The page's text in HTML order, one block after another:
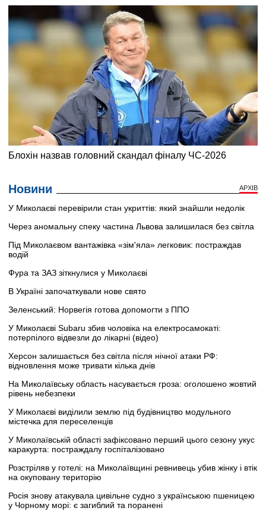
Новини АРХІВ
У Миколаєві перевірили стан укриттів: який знайшли недолік
Через аномальну спеку частина Львова залишилася без світла
Під Миколаєвом вантажівка «зім'яла» легковик: постраждав
водій
Фура та ЗАЗ зіткнулися у Миколаєві
В Україні започаткували нове свято
Зеленський: Норвегія готова допомогти з ППО
У Миколаєві Subaru збив чоловіка на електросамокаті:
потерпілого відвезли до лікарні (відео)
Херсон залишається без світла після нічної атаки РФ:
відновлення може тривати кілька днів
На Миколаївську область насувається гроза: оголошено жовтий
рівень небезпеки
У Миколаєві виділили землю під будівництво модульного
містечка для переселенців
У Миколаївській області зафіксовано перший цього сезону укус
каракурта: постраждалу госпіталізовано
Розстріляв у готелі: на Миколаївщині ревнивець убив жінку і втік
на окуповану територію
Росія знову атакувала цивільне судно з українською пшеницею
у Чорному морі: є загиблий та поранені